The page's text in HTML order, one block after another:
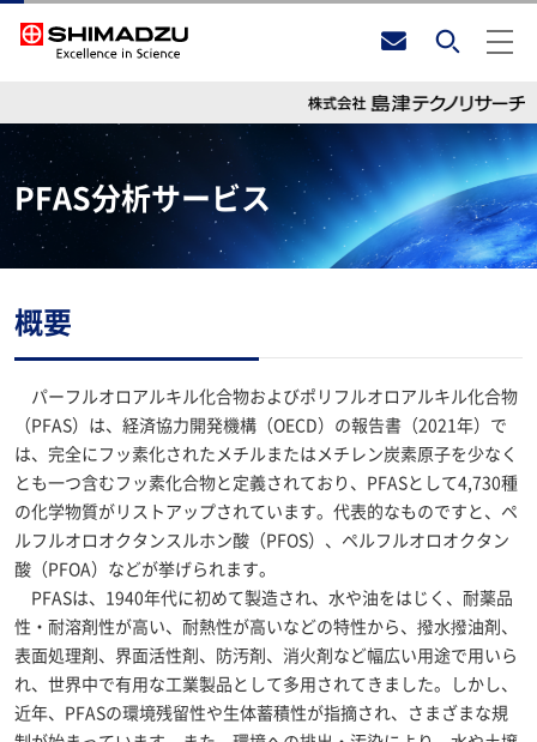
PFAS分析サービス
概要
パーフルオロアルキル化合物およびポリフルオロアルキル化合物
（PFAS）は、経済協力開発機構（OECD）の報告書（2021年）で
は、完全にフッ素化されたメチルまたはメチレン炭素原子を少なく
とも一つ含むフッ素化合物と定義されており、PFASとして4,730種
の化学物質がリストアップされています。代表的なものですと、ペ
ルフルオロオクタンスルホン酸（PFOS）、ペルフルオロオクタン
酸（PFOA）などが挙げられます。
PFASは、1940年代に初めて製造され、水や油をはじく、耐薬品
性・耐溶剤性が高い、耐熱性が高いなどの特性から、撥水撥油剤、
表面処理剤、界面活性剤、防汚剤、消火剤など幅広い用途で用いら
れ、世界中で有用な工業製品として多用されてきました。しかし、
近年、PFASの環境残留性や生体蓄積性が指摘され、さまざまな規